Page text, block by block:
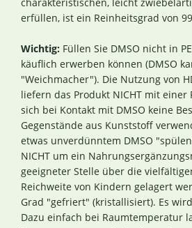
erfüllen, ist ein Reinheitsgrad von
Wichtig: Füllen Sie DMSO nicht in
käuflich erwerben können (DMSO
"Weichmacher"). Die Nutzung von
liefern das Produkt NICHT mit
sich bei Kontakt mit DMSO keine
Gegenstände aus Kunststoff
etwas unverdünntem DMSO
NICHT um ein
geeigneter Stelle über die
Reichweite von Kindern gelagert
Grad "gefriert" (kristallisiert). Es
Dazu einfach bei Raumtemperatur